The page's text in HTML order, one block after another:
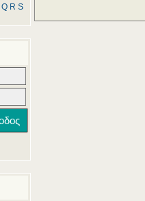
Q R S